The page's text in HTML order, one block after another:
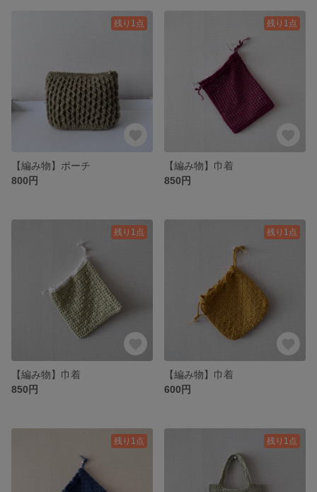
残り1点
【編み物】ポーチ
800円
残り1点
【編み物】巾着
850円
残り1点
【編み物】巾着
850円
残り1点
【編み物】巾着
600円
残り1点 残り1点